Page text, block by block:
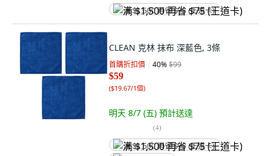
满 $1,500 再省 $75 (王道卡)
CLEAN 克林 抹布 深藍色, 3條
首購折扣價 40%$99
$59
($19.67/1個)
明天 8/7 (五) 預計送達
(4)
满 $1,500 再省 $75 (王道卡)